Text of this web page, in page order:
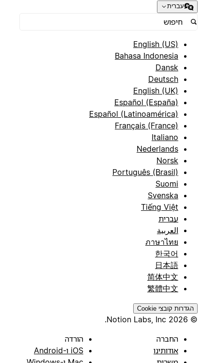
עברית
English (US)
Bahasa Indonesia
Dansk
Deutsch
English (UK)
Español (España)
Español (Latinoamérica)
Français (France)
Italiano
Nederlands
Norsk
Português (Brasil)
Suomi
Svenska
Tiếng Việt
עברית
العربية
ภาษาไทย
한국어
日本語
简体中文
繁體中文
הגדרות קובצי Cookie
החברה
אודותינו
הורדה
iOS ו-Android